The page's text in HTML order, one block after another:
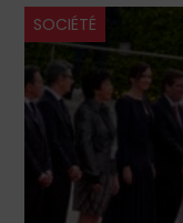
SOCIÉTÉ